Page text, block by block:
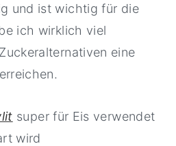
und ist wichtig für die
ich wirklich viel
eine
super für Eis verwendet
wird